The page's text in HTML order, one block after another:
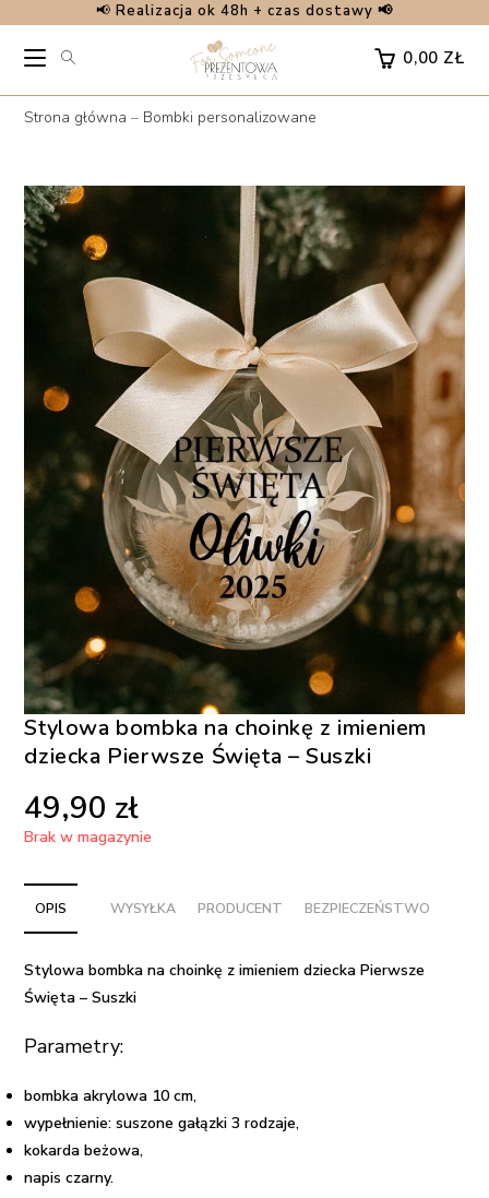
content
📢 Realizacja ok 48h + czas dostawy 📢
0,00 ZŁ
Strona główna – Bombki personalizowane
Stylowa bombka na choinkę z imieniem
dziecka Pierwsze Święta – Suszki
49,90 zł
Brak w magazynie
OPIS WYSYŁKA PRODUCENT BEZPIECZEŃSTWO
Stylowa bombka na choinkę z imieniem dziecka Pierwsze
Święta – Suszki
Parametry:
bombka akrylowa 10 cm,
wypełnienie: suszone gałązki 3 rodzaje,
kokarda beżowa,
napis czarny.